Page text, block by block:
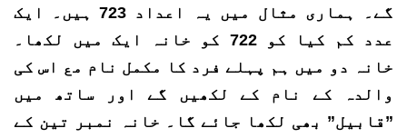
گے۔ ہماری مثال میں یہ اعداد 723 ہیں۔ ایک
عدد کم کیا کو 722 کو خانہ ایک میں لکھا۔
خانہ دو میں ہم پہلے فرد کا مکمل نام مع اس کی
والدہ کے نام کے لکھیں گے اور ساتھ میں
”قابیل” بھی لکھا جائے گا۔ خانہ نمبر تین کے